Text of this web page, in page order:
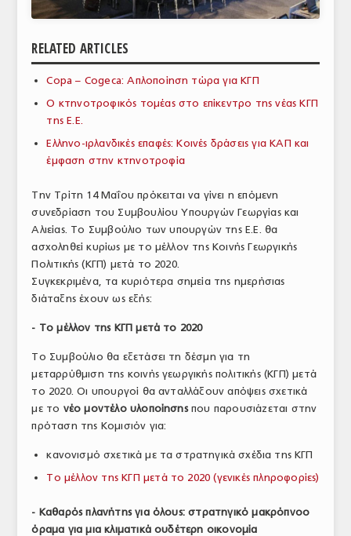
ΑΝΑΛΥΣΕΙΣ
ΣΦΑΓΕΙΑ
ΕΞΟΠΛΙΣΜΟΣ
ΥΠΗΡΕΣΙΕΣ
ΕΜΠΟΡΙΚΟΙ ΑΝΤΙΠΡΟΣΩΠΟΙ
ΝΟΜΟΘΕΣΙΑ
ΕΛΛΗΝΙΚΗ ΝΟΜΟΘΕΣΙΑ
ΕΥΡΩΠΑΪΚΗ ΝΟΜΟΘΕΣΙΑ
ΤΟ ΠΕΡΙΟΔΙΚΟ
Profile
ΑΡΧΕΙΟ ΤΕΥΧΩΝ
RELATED ARTICLES
Copa – Cogeca: Απλοποίηση τώρα για ΚΓΠ
Ο κτηνοτροφικός τομέας στο επίκεντρο της νέας ΚΓΠ
της Ε.Ε.
Ελληνο-ιρλανδικές επαφές: Κοινές δράσεις για ΚΑΠ και
έμφαση στην κτηνοτροφία
Την Τρίτη 14 Μαΐου πρόκειται να γίνει η επόμενη
συνεδρίαση του Συμβουλίου Υπουργών Γεωργίας και
Αλιείας. Το Συμβούλιο των υπουργών της Ε.Ε. θα
ασχοληθεί κυρίως με το μέλλον της Κοινής Γεωργικής
Πολιτικής (ΚΓΠ) μετά το 2020.
Συγκεκριμένα, τα κυριότερα σημεία της ημερήσιας
διάταξης έχουν ως εξής:
- Το μέλλον της ΚΓΠ μετά το 2020
Το Συμβούλιο θα εξετάσει τη δέσμη για τη
μεταρρύθμιση της κοινής γεωργικής πολιτικής (ΚΓΠ) μετά
το 2020. Οι υπουργοί θα ανταλλάξουν απόψεις σχετικά
με το νέο μοντέλο υλοποίησηςπου παρουσιάζεται στην
πρόταση της Κομισιόν για:
κανονισμό σχετικά με τα στρατηγικά σχέδια της ΚΓΠ
Το μέλλον της ΚΓΠ μετά το 2020 (γενικές πληροφορίες)
- Καθαρός πλανήτης για όλους: στρατηγικό μακρόπνοο
όραμα για μια κλιματικά ουδέτερη οικονομία